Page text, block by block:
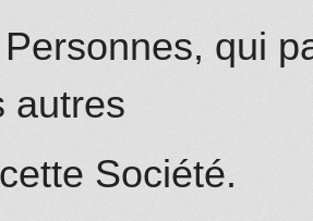
qui
autres
Société.